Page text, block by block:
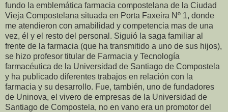
fundo la emblemática farmacia compostelana de la Ciudad
Vieja Compostelana situada en Porta Faxeira Nº 1, donde
me atendieron con amabilidad y competencia mas de una
vez, él y el resto del personal. Siguió la saga familiar al
frente de la farmacia (que ha transmitido a uno de sus hijos),
se hizo profesor titular de Farmacia y Tecnología
farmacéutica de la Universidad de Santiago de Compostela
y ha publicado diferentes trabajos en relación con la
farmacia y su desarrollo. Fue, también, uno de fundadores
de Uninova, el vivero de empresas de la Universidad de
Santiago de Compostela, no en vano era un promotor del